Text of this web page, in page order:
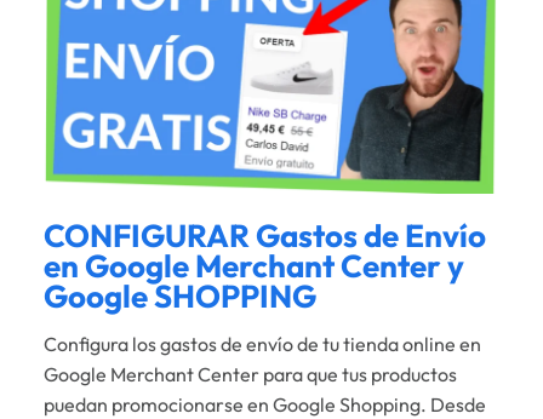
CONFIGURAR Gastos de Envío
en Google Merchant Center y
Google SHOPPING
Configura los gastos de envío de tu tienda online en
Google Merchant Center para que tus productos
puedan promocionarse en Google Shopping. Desde